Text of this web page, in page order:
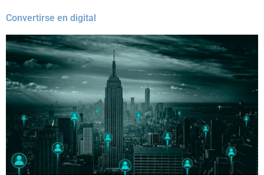
Convertirse en digital